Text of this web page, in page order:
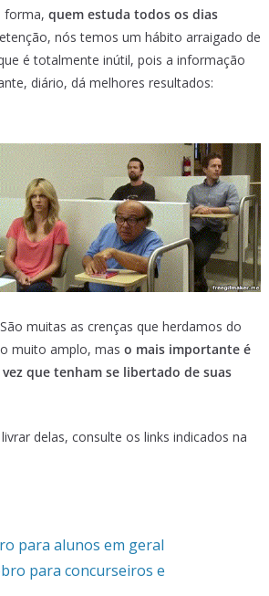
forma, quem estuda todos os dias
nós temos um hábito arraigado de
é totalmente inútil, pois a informação
diário, dá melhores resultados:
muitas as crenças que herdamos do
muito amplo, mas o mais importante é
que tenham se libertado de suas
delas, consulte os links indicados na
para alunos em geral
para concurseiros e